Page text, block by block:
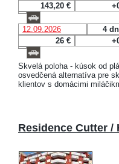
143,20 €
12.09.2026 4
26 €
Skvelá poloha - kúsok od
osvedčená alternatíva pre
klientov s domácimi
Residence Cutter /